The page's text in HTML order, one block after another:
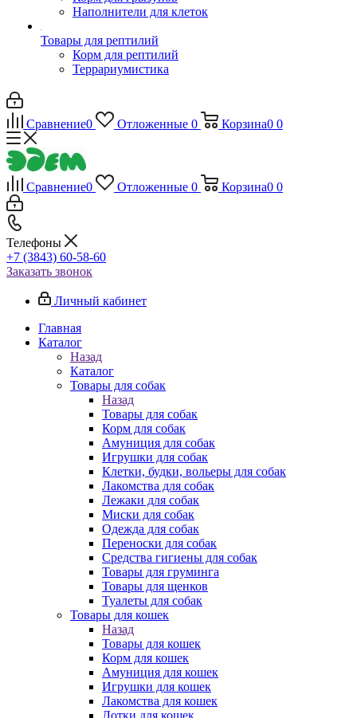
Наполнители для клеток
Товары для рептилий
Корм для рептилий
Террариумистика
Сравнение0 Отложенные 0 Корзина0 0
Сравнение0 Отложенные 0 Корзина0 0
Телефоны
+7 (3843) 60-58-60
Заказать звонок
Личный кабинет
Главная
Каталог
Назад
Каталог
Товары для собак
Назад
Товары для собак
Корм для собак
Амуниция для собак
Игрушки для собак
Клетки, будки, вольеры для собак
Лакомства для собак
Лежаки для собак
Миски для собак
Одежда для собак
Переноски для собак
Средства гигиены для собак
Товары для груминга
Товары для щенков
Туалеты для собак
Товары для кошек
Назад
Товары для кошек
Корм для кошек
Амуниция для кошек
Игрушки для кошек
Лакомства для кошек
Лотки для кошек